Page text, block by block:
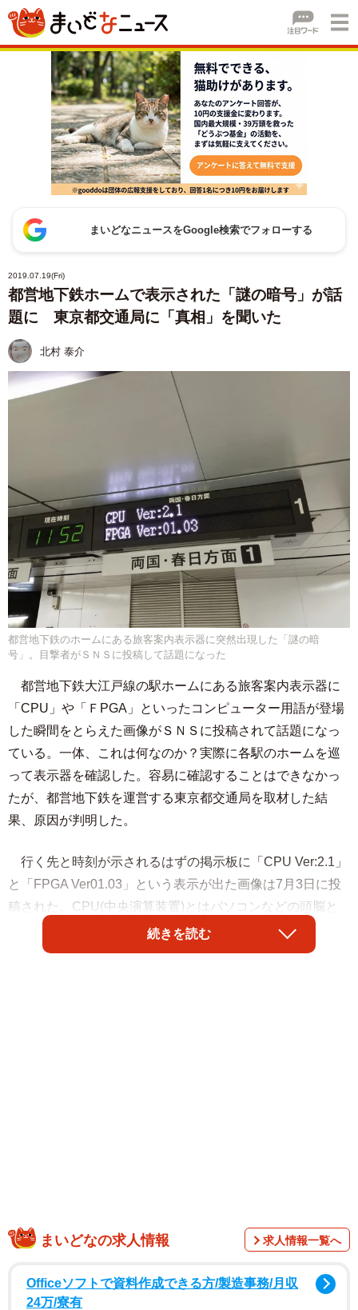
まいどなニュースをGoogle検索でフォローする
2019.07.19(Fri)
都営地下鉄ホームで表示された「謎の暗号」が話
題に 東京都交通局に「真相」を聞いた
北村 泰介
都営地下鉄のホームにある旅客案内表示器に突然出現した「謎の暗
号」。目撃者がＳＮＳに投稿して話題になった
都営地下鉄大江戸線の駅ホームにある旅客案内表示器に
「CPU」や「ＦPGA」といったコンピューター用語が登場
した瞬間をとらえた画像がＳＮＳに投稿されて話題になっ
ている。一体、これは何なのか？実際に各駅のホームを巡
って表示器を確認した。容易に確認することはできなかっ
たが、都営地下鉄を運営する東京都交通局を取材した結
果、原因が判明した。
行く先と時刻が示されるはずの掲示板に「CPU Ver:2.1」
と「FPGA Ver01.03」という表示が出た画像は7月3日に投
稿された。CPU(中央演算装置)とはパソコンなどの頭脳と
なる部品で、FPGAは日本語に直訳すると「現場でプログラ
ム可能なゲートアレイ(集積回路の製造手法)」とのこと。と
続きを読む
まいどなの求人情報 求人情報一覧へ
Officeソフトで資料作成できる方/製造事務/月収
24万/寮有